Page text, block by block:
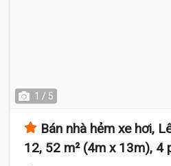
1 / 5
Bán nhà hẻm xe hơi,
12, 52 m² (4m x 13m), 4